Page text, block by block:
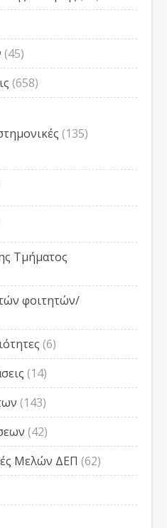
(45)
(658)
(135)
Τμήματος
φοιτητών/
(6)
(14)
(143)
(42)
Μελών ΔΕΠ (62)